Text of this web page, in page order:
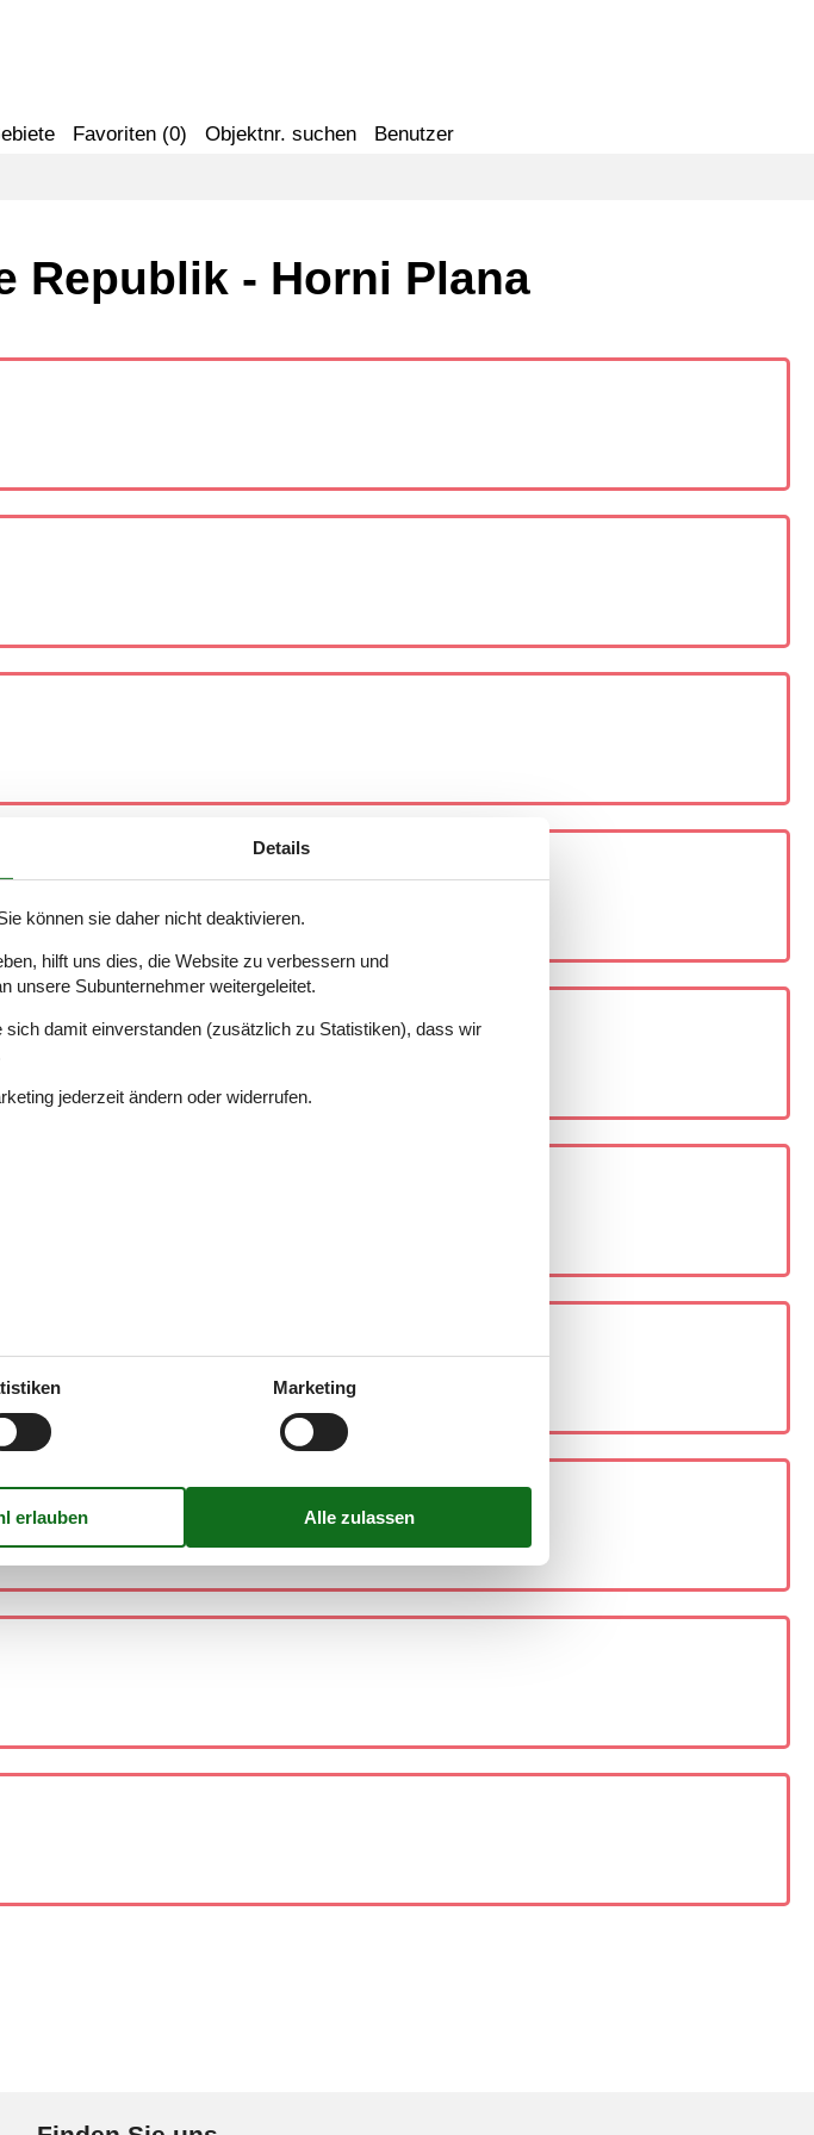
Favoriten (0) Objektnr. suchen Benutzer
Republik - Horni Plana
Details
können sie daher nicht deaktivieren.
hilft uns dies, die Website zu verbessern und
unsere Subunternehmer weitergeleitet.
damit einverstanden (zusätzlich zu Statistiken), dass wir
jederzeit ändern oder widerrufen.
Marketing